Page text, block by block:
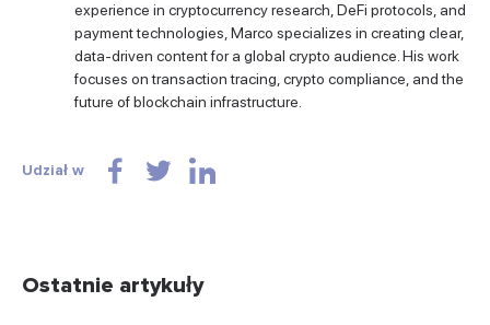
experience in cryptocurrency research, DeFi protocols, and
payment technologies, Marco specializes in creating clear,
data-driven content for a global crypto audience. His work
focuses on transaction tracing, crypto compliance, and the
future of blockchain infrastructure.
Udział w
Ostatnie artykuły